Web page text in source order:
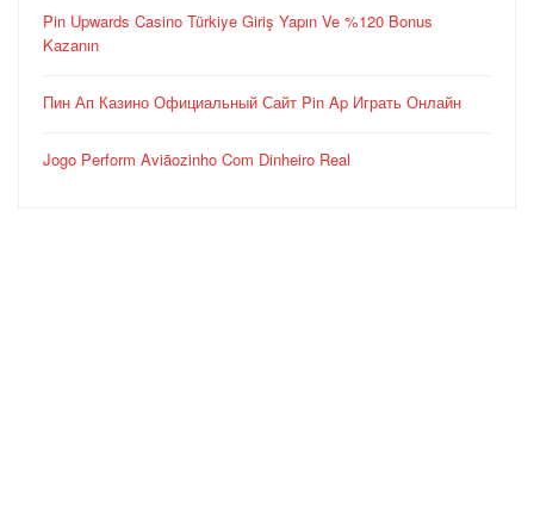
Pin Upwards Casino Türkiye Giriş Yapın Ve %120 Bonus
Kazanın
Пин Ап Казино Официальный Сайт Pin Ap Играть Онлайн
Jogo Perform Aviãozinho Com Dinheiro Real